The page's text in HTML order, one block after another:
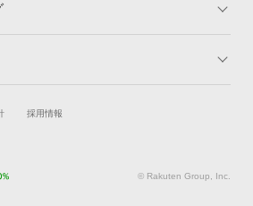
コーティング診断
新車購入
採用情報
© Rakuten Group, Inc.